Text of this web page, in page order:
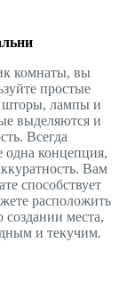
комнаты, вы
простые
шторы, лампы и
выделяются и
Всегда
концепция,
Вам
способствует
расположить
места,
и текучим.